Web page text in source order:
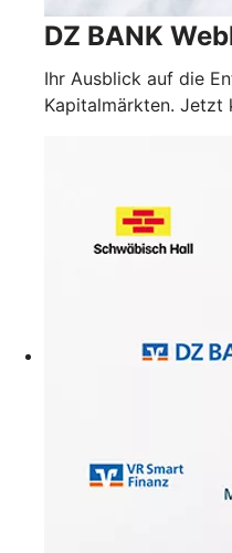
DZ BANK
Ihr Ausblick auf die
Kapitalmärkten. Jetzt